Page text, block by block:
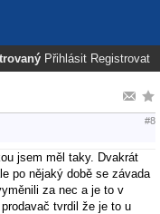
Přihlásit Registrovat
#8
jsem měl taky. Dvakrát
po nějaký době se závada
za nec a je to v
tvrdil že je to u